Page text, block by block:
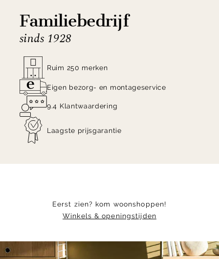
Familiebedrijf
sinds 1928
Ruim 250 merken
Eigen bezorg- en montageservice
9.4 Klantwaardering
Laagste prijsgarantie
Eerst zien? kom woonshoppen!
Winkels & openingstijden